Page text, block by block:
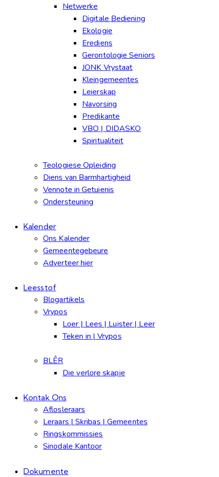
Netwerke
Digitale Bediening
Ekologie
Erediens
Gerontologie Seniors
JONK Vrystaat
Kleingemeentes
Leierskap
Navorsing
Predikante
VBO | DIDASKO
Spiritualiteit
Teologiese Opleiding
Diens van Barmhartigheid
Vennote in Getuienis
Ondersteuning
Kalender
Ons Kalender
Gemeentegebeure
Adverteer hier
Leesstof
Blogartikels
Vrypos
Loer | Lees | Luister | Leer
Teken in | Vrypos
BLÊR
Die verlore skapie
Kontak Ons
Aflosleraars
Leraars | Skribas | Gemeentes
Ringskommissies
Sinodale Kantoor
Dokumente